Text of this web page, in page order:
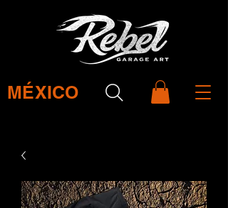
MÉXICO